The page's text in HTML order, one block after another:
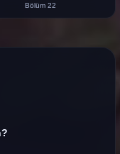
Bölüm 22